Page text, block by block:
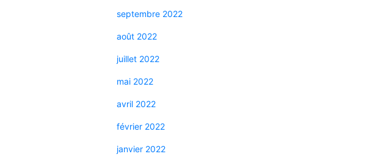
septembre 2022
août 2022
juillet 2022
mai 2022
avril 2022
février 2022
janvier 2022